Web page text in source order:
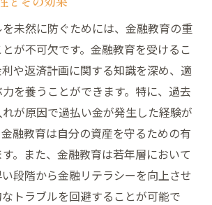
未然に防ぐためには、金融教育の重
が不可欠です。金融教育を受けるこ
や返済計画に関する知識を深め、適
を養うことができます。特に、過去
が原因で過払い金が発生した経験が
融教育は自分の資産を守るための有
。また、金融教育は若年層において
段階から金融リテラシーを向上させ
トラブルを回避することが可能で